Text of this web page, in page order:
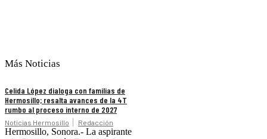
Más Noticias
Celida López dialoga con familias de
Hermosillo; resalta avances de la 4T
rumbo al proceso interno de 2027
Noticias Hermosillo Redacción
Hermosillo, Sonora.- La aspirante